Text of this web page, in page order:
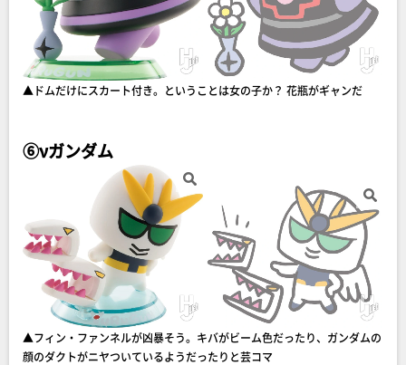
▲ドムだけにスカート付き。ということは女の子か？ 花瓶がギャンだ
⑥νガンダム
▲フィン・ファンネルが凶暴そう。キバがビーム色だったり、ガンダムの
顔のダクトがニヤついているようだったりと芸コマ